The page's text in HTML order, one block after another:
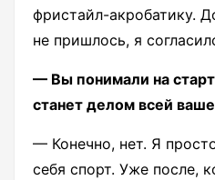
фристайл-акробатику.
не пришлось, я
— Вы понимали на
станет делом всей
— Конечно, нет. Я
себя спорт. Уже после,